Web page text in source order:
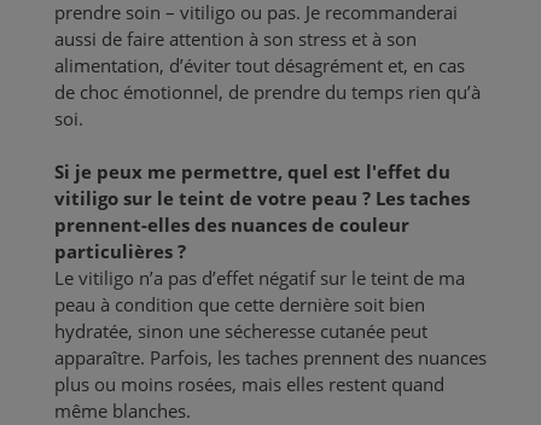
prendre soin – vitiligo ou pas. Je recommanderai
aussi de faire attention à son stress et à son
alimentation, d’éviter tout désagrément et, en cas
de choc émotionnel, de prendre du temps rien qu’à
soi.
Si je peux me permettre, quel est l'effet du
vitiligo sur le teint de votre peau ? Les taches
prennent-elles des nuances de couleur
particulières ?
Le vitiligo n’a pas d’effet négatif sur le teint de ma
peau à condition que cette dernière soit bien
hydratée, sinon une sécheresse cutanée peut
apparaître. Parfois, les taches prennent des nuances
plus ou moins rosées, mais elles restent quand
même blanches.